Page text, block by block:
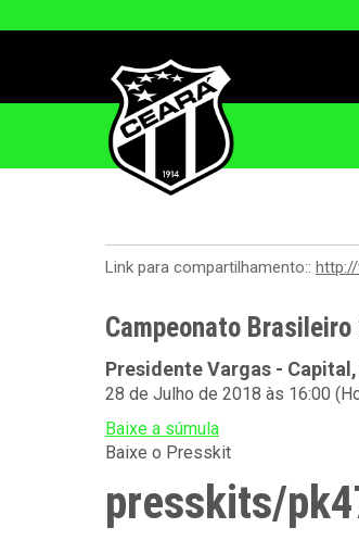
Link para compartilhamento::
Campeonato
Presidente Vargas - Capital,
28 de Julho de 2018 às 16:00
Baixe a súmula
Baixe o Presskit
presskits/